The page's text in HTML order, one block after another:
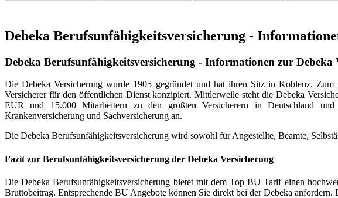
Debeka Berufsunfähigkeitsversicherung -
Debeka Berufsunfähigkeitsversicherung - Informationen zur Debeka
Die Debeka Versicherung wurde 1905 gegründet und hat ihren Sitz in Koblenz.
Versicherer für den öffentlichen Dienst konzipiert. Mittlerweile steht die Debeka
EUR und 15.000 Mitarbeitern zu den größten Versicherern in Deutschland und
Krankenversicherung und Sachversicherung an.
Die Debeka Berufsunfähigkeitsversicherung wird sowohl für Angestellte, Beamte,
Fazit zur Berufsunfähigkeitsversicherung der Debeka Versicherung
Die Debeka Berufsunfähigkeitsversicherung bietet mit dem Top BU Tarif einen
Bruttobeitrag. Entsprechende BU Angebote können Sie direkt bei der Debeka